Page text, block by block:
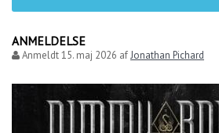
ANMELDELSE
Anmeldt15. maj 2026 afJonathan Pichard